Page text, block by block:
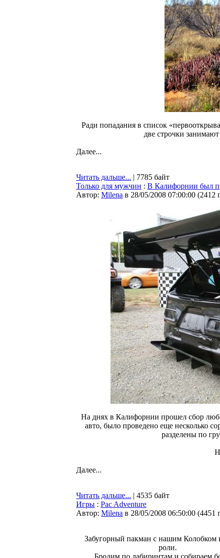
Ради попадания в список
две строчки
Далее...
Читать дальше... | 7785 байт
Только для мужчин : В Калифорнии был
Автор: Milena в 28/05/2008 07:00:00 (2412
На днях в Калифорнии прошел сбор
авто, было проведено еще несколько
разделены по
Далее...
Читать дальше... | 4535 байт
Игры : Pac Adventure
Автор: Milena в 28/05/2008 06:50:00 (4451
Забугорный пакман с нашим Колобком
роли.
Бродим по лабиринтам и собираем